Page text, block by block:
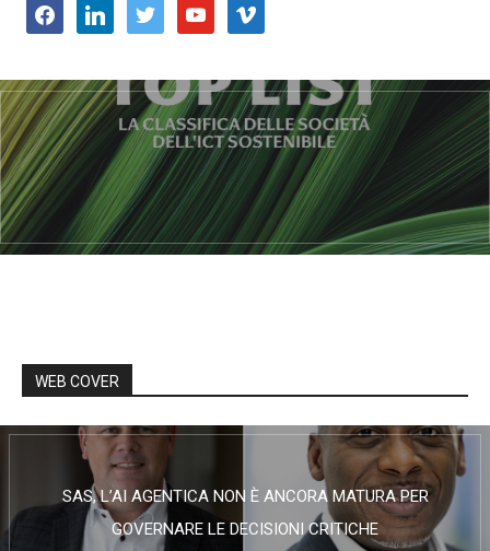
facebooklinkedin twitter youtube vimeo
WEB COVER
SAS, L’AI AGENTICA NON È ANCORA MATURA PER
GOVERNARE LE DECISIONI CRITICHE